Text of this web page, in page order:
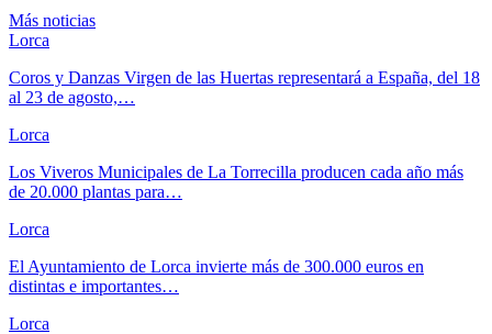
Más noticias
Lorca
Coros y Danzas Virgen de las Huertas representará a España, del 18
al 23 de agosto,…
Lorca
Los Viveros Municipales de La Torrecilla producen cada año más
de 20.000 plantas para…
Lorca
El Ayuntamiento de Lorca invierte más de 300.000 euros en
distintas e importantes…
Lorca